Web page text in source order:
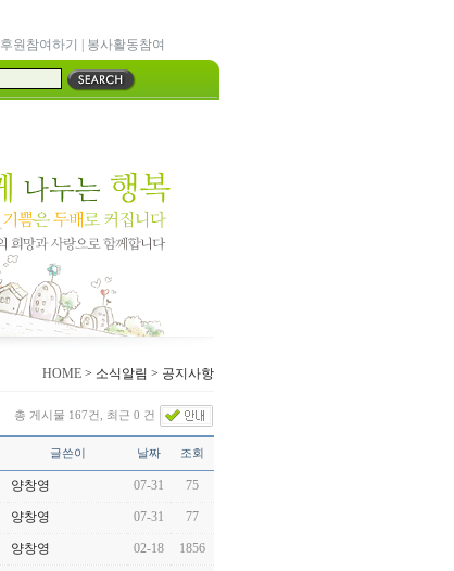
후원참여하기 봉사활동참여
HOME > 소식알림 > 공지사항
총 게시물 167건, 최근 0 건
글쓴이 날짜 조회
양창영 07-31 75
양창영 07-31 77
양창영 02-18 1856